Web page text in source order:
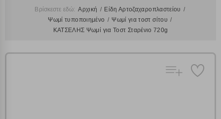
Βρίσκεστε εδώ: Αρχική
Είδη Αρτοζαχαροπλαστείου
Ψωμί τυποποιημένο
Ψωμί για τοστ σίτου
ΚΑΤΣΕΛΗΣ Ψωμί για Τοστ Σταρένιο 720g